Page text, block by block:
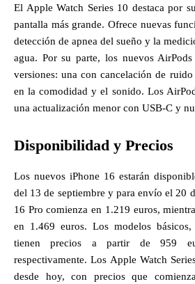
El Apple Watch Series 10 destaca por
pantalla más grande. Ofrece nuevas
detección de apnea del sueño y la
agua. Por su parte, los nuevos
versiones: una con cancelación de
en la comodidad y el sonido. Los
una actualización menor con USB-C y
Disponibilidad y Precios
Los nuevos iPhone 16 estarán
del 13 de septiembre y para envío el 20
16 Pro comienza en 1.219 euros,
en 1.469 euros. Los modelos
tienen precios a partir de 959
respectivamente. Los Apple Watch
desde hoy, con precios que